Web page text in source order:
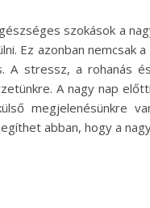
szokások a
Ez azonban
A stressz, a rohanás
A nagy nap
megjelenésünkre
abban, hogy a